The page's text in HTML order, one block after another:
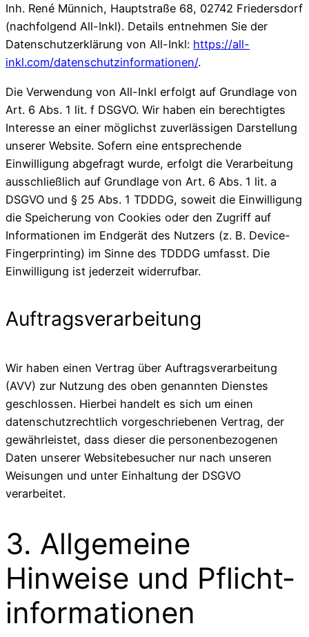
Inh. René Münnich, Hauptstraße 68, 02742 Friedersdorf
(nachfolgend All-Inkl). Details entnehmen Sie der
Datenschutzerklärung von All-Inkl: https://all-
inkl.com/datenschutzinformationen/.
Die Verwendung von All-Inkl erfolgt auf Grundlage von
Art. 6 Abs. 1 lit. f DSGVO. Wir haben ein berechtigtes
Interesse an einer möglichst zuverlässigen Darstellung
unserer Website. Sofern eine entsprechende
Einwilligung abgefragt wurde, erfolgt die Verarbeitung
ausschließlich auf Grundlage von Art. 6 Abs. 1 lit. a
DSGVO und § 25 Abs. 1 TDDDG, soweit die Einwilligung
die Speicherung von Cookies oder den Zugriff auf
Informationen im Endgerät des Nutzers (z. B. Device-
Fingerprinting) im Sinne des TDDDG umfasst. Die
Einwilligung ist jederzeit widerrufbar.
Auftragsverarbeitung
Wir haben einen Vertrag über Auftragsverarbeitung
(AVV) zur Nutzung des oben genannten Dienstes
geschlossen. Hierbei handelt es sich um einen
datenschutzrechtlich vorgeschriebenen Vertrag, der
gewährleistet, dass dieser die personenbezogenen
Daten unserer Websitebesucher nur nach unseren
Weisungen und unter Einhaltung der DSGVO
verarbeitet.
3. Allgemeine
Hinweise und Pflicht­
informationen